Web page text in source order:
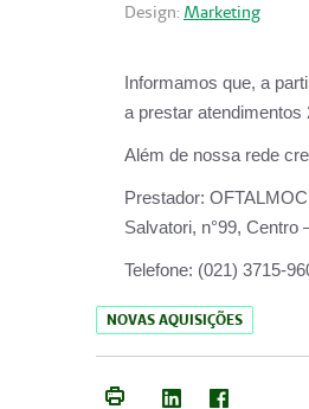
Design: Marketing
Informamos que, a
a prestar atendimentos
Além de nossa rede
Prestador:
Salvatori, n°99, Centro
Telefone: (021) 3715-
NOVAS AQUISIÇÕES